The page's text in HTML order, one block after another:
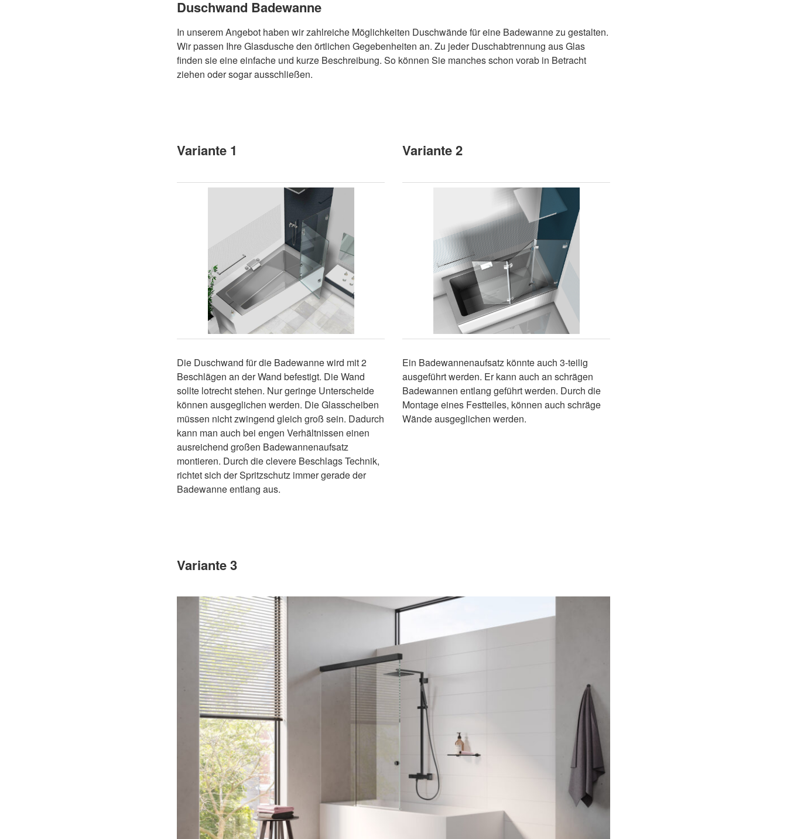
Duschwand Badewanne
In unserem Angebot haben wir zahlreiche Möglichkeiten Duschwände für eine Badewanne zu gestalten.
Wir passen Ihre Glasdusche den örtlichen Gegebenheiten an. Zu jeder Duschabtrennung aus Glas
finden sie eine einfache und kurze Beschreibung. So können Sie manches schon vorab in Betracht
ziehen oder sogar ausschließen.
Variante 1
Die Duschwand für die Badewanne wird mit 2
Beschlägen an der Wand befestigt. Die Wand
sollte lotrecht stehen. Nur geringe Unterscheide
können ausgeglichen werden. Die Glasscheiben
müssen nicht zwingend gleich groß sein. Dadurch
kann man auch bei engen Verhältnissen einen
ausreichend großen Badewannenaufsatz
montieren. Durch die clevere Beschlags Technik,
richtet sich der Spritzschutz immer gerade der
Badewanne entlang aus.
Variante 2
Ein Badewannenaufsatz könnte auch 3-teilig
ausgeführt werden. Er kann auch an schrägen
Badewannen entlang geführt werden. Durch die
Montage eines Festteiles, können auch schräge
Wände ausgeglichen werden.
Variante 3